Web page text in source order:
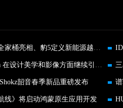
方程豹春季发布会：产品全家桶亮相、豹5定义新能源越野标准
华为P系列正式更名为Pura 在设计美学和影像方面继续引领行业
韶音春季新品重磅发布
线》将启动鸿蒙原生应用开发